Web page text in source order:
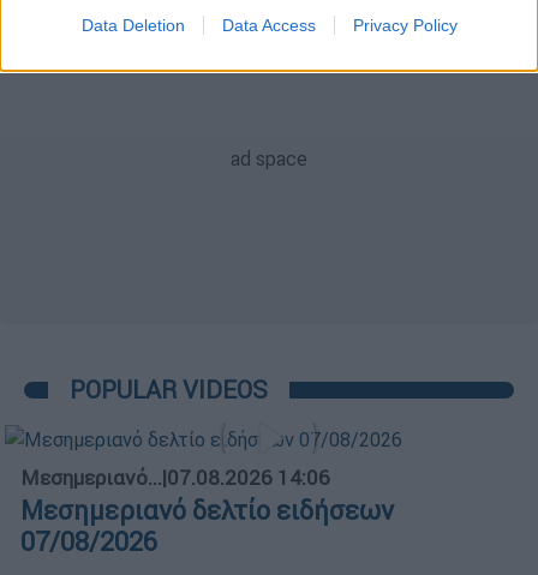
Data Deletion Data Access Privacy Policy
POPULAR VIDEOS
Μεσημεριανό...|07.08.2026 14:06
Μεσημεριανό δελτίο ειδήσεων
07/08/2026